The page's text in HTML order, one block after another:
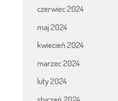
czerwiec 2024
maj 2024
kwiecień 2024
marzec 2024
luty 2024